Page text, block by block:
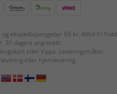
ekspedisjonsgebyr 69 kr. Alltid fri frakt
30 dagers angrerett.
eller Vipps. Leveringsmåter:
eller hjemlevering.